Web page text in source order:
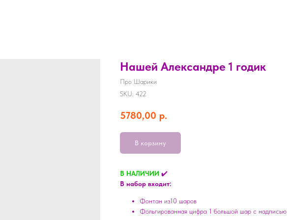
Нашей Александре 1 годик
Про Шарики
SKU: 422
5780,00 р.
В корзину
В НАЛИЧИИ ✔️
В набор входит:
Фонтан из10 шаров
Фольгированная цифра 1 большой шар с надписью